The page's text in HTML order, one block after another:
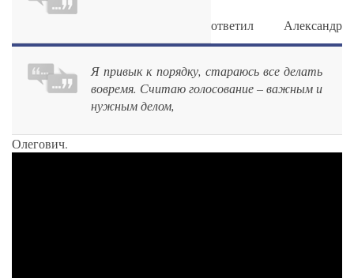
Я привык к порядку, стараюсь все делать
вовремя. Считаю голосование – важным и
нужным делом,
ответил Александр
Олегович.